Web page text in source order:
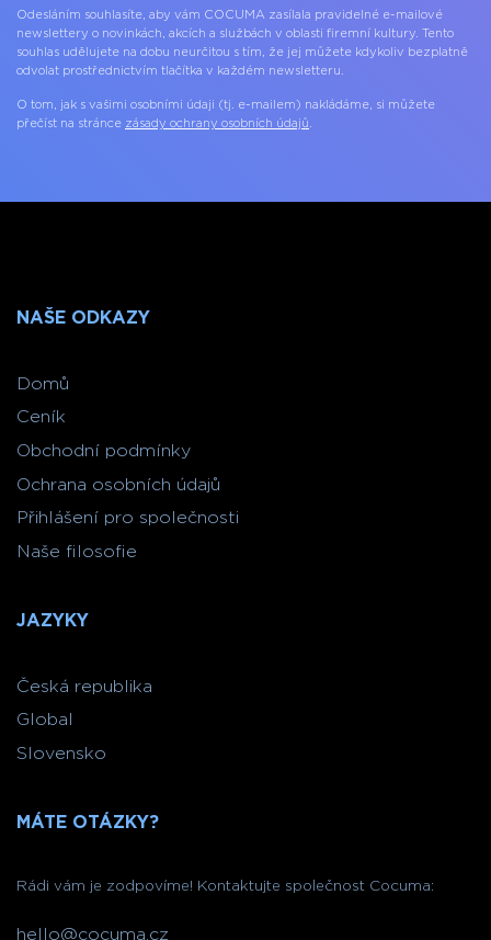
Odesláním souhlasíte, aby vám COCUMA zasílala pravidelné e-mailové
newslettery o novinkách, akcích a službách v oblasti firemní kultury. Tento
souhlas udělujete na dobu neurčitou s tím, že jej můžete kdykoliv bezplatně
odvolat prostřednictvím tlačítka v každém newsletteru.
O tom, jak s vašimi osobními údaji (tj. e-mailem) nakládáme, si můžete
přečíst na stránce zásady ochrany osobních údajů
NAŠE ODKAZY
Domů
Ceník
Obchodní podmínky
Ochrana osobních údajů
Přihlášení pro společnosti
Naše filosofie
JAZYKY
Česká republika
Global
Slovensko
MÁTE OTÁZKY?
Rádi vám je zodpovíme! Kontaktujte společnost Cocuma:
hello@cocuma.cz